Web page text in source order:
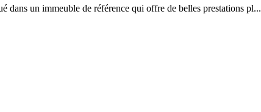
dans un immeuble de référence qui offre de belles prestations pl...